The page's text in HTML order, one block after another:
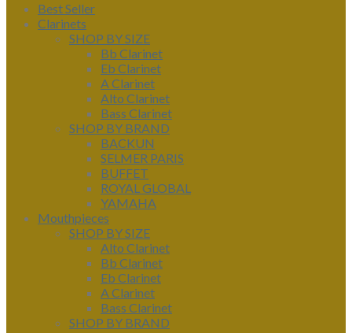
Best Seller
Clarinets
SHOP BY SIZE
Bb Clarinet
Eb Clarinet
A Clarinet
Alto Clarinet
Bass Clarinet
SHOP BY BRAND
BACKUN
SELMER PARIS
BUFFET
ROYAL GLOBAL
YAMAHA
Mouthpieces
SHOP BY SIZE
Alto Clarinet
Bb Clarinet
Eb Clarinet
A Clarinet
Bass Clarinet
SHOP BY BRAND